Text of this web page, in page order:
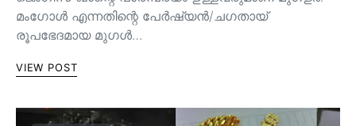
മംഗോൾ എന്നതിന്റെ പേർഷ്യൻ/ചഗതായ്
രൂപഭേദമായ മുഗൾ…
VIEW POST